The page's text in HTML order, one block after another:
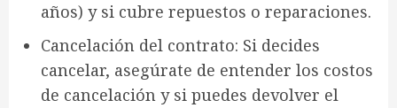
años) y si cubre repuestos o reparaciones.
Cancelación del contrato: Si decides
cancelar, asegúrate de entender los costos
de cancelación y si puedes devolver el